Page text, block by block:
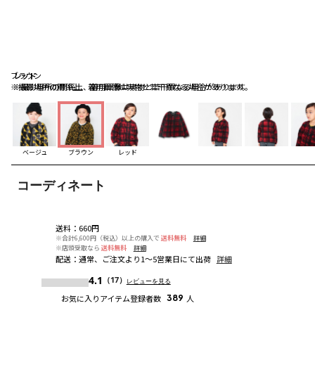
ブラウン
※撮影場所の関係上、着用画像は実物と若干異なる場合があります。
レッド
※撮影場所の関係上、着用画像は実物と若干異なる場合があります。
レッド
ベージュ ブラウン レッド
コーディネート
送料： 660円
※合計6,600円（税込）以上の購入で 送料無料
詳細
※店頭受取なら 送料無料 詳細
配送： 通常、ご注文より1～5営業日にて出荷 詳細
4.1 （17） レビューを見る
お気に入りアイテム登録者数 389 人